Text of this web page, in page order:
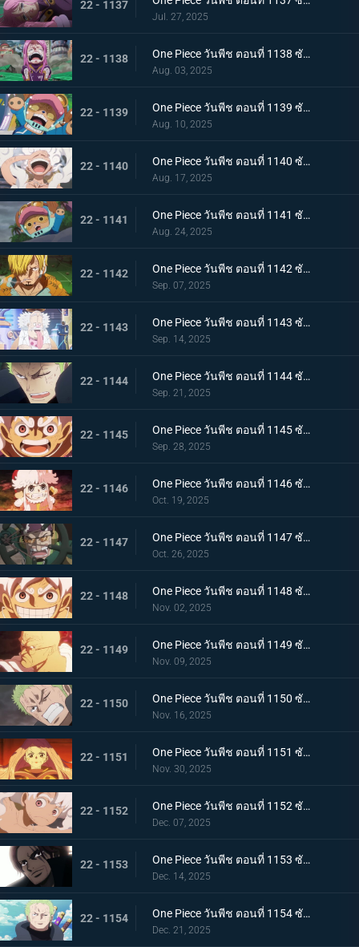
22 - 1137
Jul. 27, 2025
22 - 1138 One Piece วันพีช ตอนที่ 1138 ซับไทย ขอบคุณค่ะ คุณพ่อ โอบกอดแสนอบอุ่นของบอนนี่กับคุมะ
Aug. 03, 2025
22 - 1139 One Piece วันพีช ตอนที่ 1139 ซับไทย เอ็กเฮดถูกทำลาย เริ่มต้นบัสเตอร์คอล
Aug. 10, 2025
22 - 1140 One Piece วันพีช ตอนที่ 1140 ซับไทย ฮีโร่ที่หลงใหล นักรบแห่งการปลดปล่อยผู้ช่วยเหลือบอนนี่
Aug. 17, 2025
22 - 1141 One Piece วันพีช ตอนที่ 1141 ซับไทย กองหนุนที่พึ่งพาได้ ดอรี่กับโบรกี้มาถึงแล้ว
Aug. 24, 2025
22 - 1142 One Piece วันพีช ตอนที่ 1142 ซับไทย ได้ยินแล้วตอบด้วย โลกเอ๋ย ข้อความของเวก้าพังค์
Sep. 07, 2025
22 - 1143 One Piece วันพีช ตอนที่ 1143 ซับไทย แผนลับของเวก้าพังค์ การถ่ายทอดสดทั่วโลกอันบีบคั้น
Sep. 14, 2025
22 - 1144 One Piece วันพีช ตอนที่ 1144 ซับไทย ที่สุดของฝันร้าย การรวมพลของห้าผู้เฒ่า
Sep. 21, 2025
22 - 1145 One Piece วันพีช ตอนที่ 1145 ซับไทย ทำศึกร่วมกับสหาย ลูฟี่กับนักรบเอลบัฟ
Sep. 28, 2025
22 - 1146 One Piece วันพีช ตอนที่ 1146 ซับไทย ภัยคุกคามที่ใกล้เข้ามา - ความมุ่งมั่นของสตูสซีและเอดิสัน
Oct. 19, 2025
22 - 1147 One Piece วันพีช ตอนที่ 1147 ซับไทย บทสรุปที่น่าทึ่ง - การทำนายครั้งยิ่งใหญ่ของเวก้าพังค์
Oct. 26, 2025
22 - 1148 One Piece วันพีช ตอนที่ 1148 ซับไทย ประวัติศาสตร์ที่สาบสูญ - จอยบอย โจรสลัดคนแรก
Nov. 02, 2025
22 - 1149 One Piece วันพีช ตอนที่ 1149 ซับไทย ศตวรรษแห่งความว่างเปล่า - การเปิดเผยเกี่ยวกับโลกที่กำลังจมลง
Nov. 09, 2025
22 - 1150 One Piece วันพีช ตอนที่ 1150 ซับไทย เคลื่อนยาน! ยักษ์เหล็กเริ่มทำงานแล้ว
Nov. 16, 2025
22 - 1151 One Piece วันพีช ตอนที่ 1151 ซับไทย ความฝันของเธอและพ่อของเธอ! อนาคตที่อิสระของบอนนี่
Nov. 30, 2025
22 - 1152 One Piece วันพีช ตอนที่ 1152 ซับไทย มรดกจากคุณพ่อและคุณแม่ของเธอ! บอนนี่ส์ นิกา พันช์
Dec. 07, 2025
22 - 1153 One Piece วันพีช ตอนที่ 1153 ซับไทย การเปลี่ยนแปลงครั้งใหญ่แห่งยุคสมัย! สีแห่งราชาผู้ยิ่งใหญ่ที่นำทางลูฟี่
Dec. 14, 2025
22 - 1154 One Piece วันพีช ตอนที่ 1154 ซับไทย ความจริงเบื้องหลังแผนการลับ - เวก้าพังค์ประกาศชัยชนะ
Dec. 21, 2025